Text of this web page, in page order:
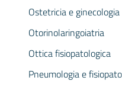
Ostetricia e ginecologia
Otorinolaringoiatria
Ottica fisiopatologica
Pneumologia e